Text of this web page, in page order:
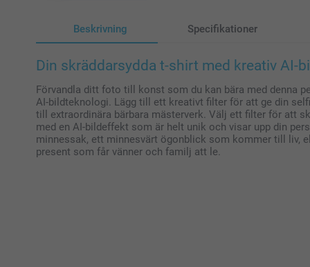
Beskrivning Specifikationer
Din skräddarsydda t-shirt med kreativ AI-
Förvandla ditt foto till konst som du kan bära med denna
AI-bildteknologi. Lägg till ett kreativt filter för att ge din
till extraordinära bärbara mästerverk. Välj ett filter för att
med en AI-bildeffekt som är helt unik och visar upp din
minnessak, ett minnesvärt ögonblick som kommer till liv,
present som får vänner och familj att le.